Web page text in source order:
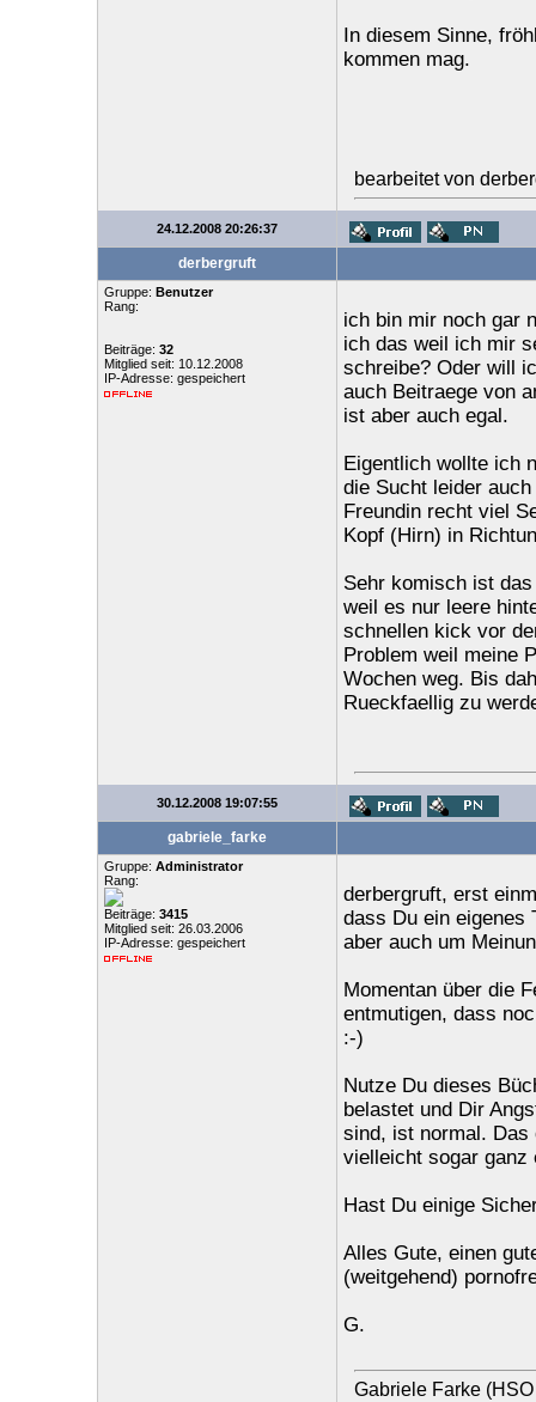
In diesem Sinne,
kommen mag.
bearbeitet von
24.12.2008 20:26:37
derbergruft
Gruppe: Benutzer
Rang:
Beiträge: 32
Mitglied seit: 10.12.2008
IP-Adresse: gespeichert
ich bin mir noch gar
ich das weil ich mir
schreibe? Oder will
auch Beitraege von
ist aber auch egal.
Eigentlich wollte ich
die Sucht leider
Freundin recht viel
Kopf (Hirn) in
Sehr komisch ist
weil es nur leere
schnellen kick vor
Problem weil meine
Wochen weg. Bis
Rueckfaellig zu
30.12.2008 19:07:55
gabriele_farke
Gruppe: Administrator
Rang:
Beiträge: 3415
Mitglied seit: 26.03.2006
IP-Adresse: gespeichert
derbergruft, erst
dass Du ein eigenes
aber auch um
Momentan über die
entmutigen, dass
:-)
Nutze Du dieses
belastet und Dir
sind, ist normal. Das
vielleicht sogar ganz
Hast Du einige
Alles Gute, einen
(weitgehend)
G.
Gabriele Farke (HSO